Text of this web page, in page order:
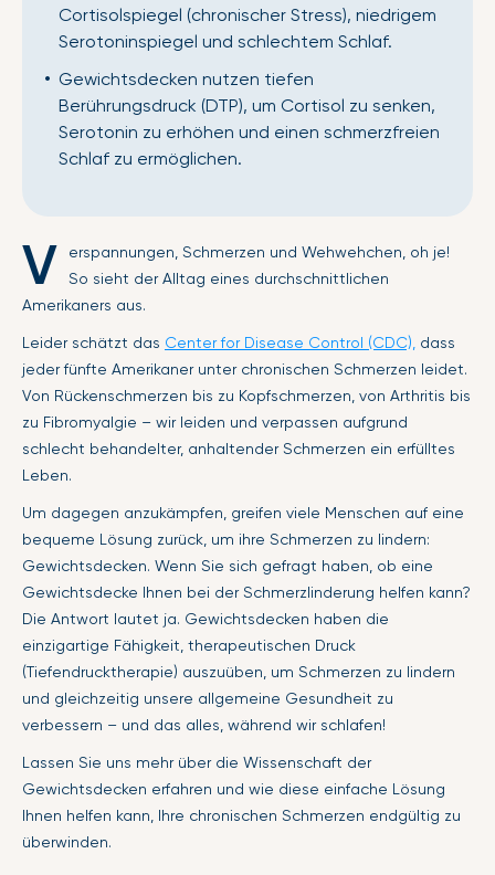
Cortisolspiegel (chronischer Stress), niedrigem
Serotoninspiegel und schlechtem Schlaf.
Gewichtsdecken nutzen tiefen
Berührungsdruck (DTP), um Cortisol zu senken,
Serotonin zu erhöhen und einen schmerzfreien
Schlaf zu ermöglichen.
V
erspannungen, Schmerzen und Wehwehchen, oh je!
So sieht der Alltag eines durchschnittlichen
Amerikaners aus.
Leider schätzt das Center for Disease Control (CDC), dass
jeder fünfte Amerikaner unter chronischen Schmerzen leidet.
Von Rückenschmerzen bis zu Kopfschmerzen, von Arthritis bis
zu Fibromyalgie – wir leiden und verpassen aufgrund
schlecht behandelter, anhaltender Schmerzen ein erfülltes
Leben.
Um dagegen anzukämpfen, greifen viele Menschen auf eine
bequeme Lösung zurück, um ihre Schmerzen zu lindern:
Gewichtsdecken. Wenn Sie sich gefragt haben, ob eine
Gewichtsdecke Ihnen bei der Schmerzlinderung helfen kann?
Die Antwort lautet ja. Gewichtsdecken haben die
einzigartige Fähigkeit, therapeutischen Druck
(Tiefendrucktherapie) auszuüben, um Schmerzen zu lindern
und gleichzeitig unsere allgemeine Gesundheit zu
verbessern – und das alles, während wir schlafen!
Lassen Sie uns mehr über die Wissenschaft der
Gewichtsdecken erfahren und wie diese einfache Lösung
Ihnen helfen kann, Ihre chronischen Schmerzen endgültig zu
überwinden.